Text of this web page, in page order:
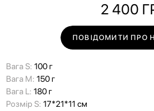
2 400
ПОВІДОМИТИ ПРО
Вага S: 100 г
Вага M: 150 г
Вага L: 180 г
Розмір S: 17*21*11 см